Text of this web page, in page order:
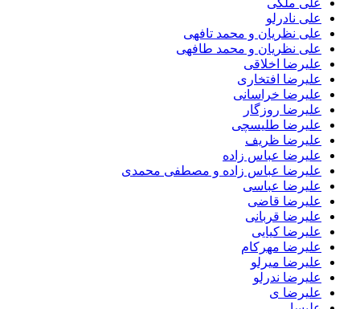
علی ملکی
علی نادرلو
علی نظریان و محمد تافهی
علی نظریان و محمد طافهی
علیرضا اخلاقی
علیرضا افتخاری
علیرضا خراسانی
علیرضا روزگار
علیرضا طلیسچی
علیرضا ظریف
علیرضا عباس زاده
علیرضا عباس زاده و مصطفی محمدی
علیرضا عباسی
علیرضا قاضی
علیرضا قربانی
علیرضا کیایی
علیرضا مهرکام
علیرضا میرلو
علیرضا ندرلو
علیرضا ی